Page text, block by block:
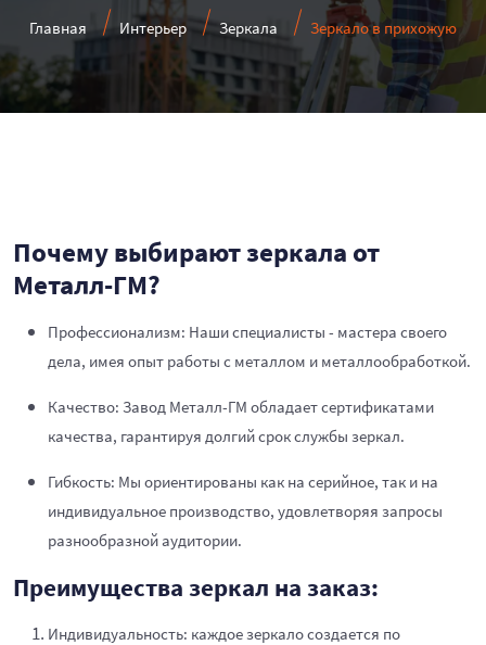
Главная Интерьер Зеркала Зеркало в прихожую
Почему выбирают зеркала от
Металл-ГМ?
Профессионализм: Наши специалисты - мастера своего
дела, имея опыт работы с металлом и металлообработкой.
Качество: Завод Металл-ГМ обладает сертификатами
качества, гарантируя долгий срок службы зеркал.
Гибкость: Мы ориентированы как на серийное, так и на
индивидуальное производство, удовлетворяя запросы
разнообразной аудитории.
Преимущества зеркал на заказ:
Индивидуальность: каждое зеркало создается по